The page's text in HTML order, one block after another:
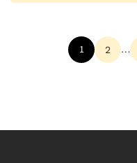
artikkeleita
1 2 …